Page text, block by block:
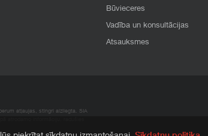
Būvieceres
Vadība un konsultācijas
Atsauksmes
atļaujas, stingri aizliegta. SIA